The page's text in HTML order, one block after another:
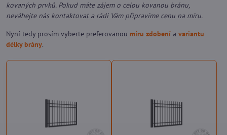
kovaných prvků. Pokud máte zájem o celou kovanou bránu,
neváhejte nás kontaktovat a rádi Vám připravíme cenu na míru.
Nyní tedy prosím vyberte preferovanou míru zdobení a variantu
délky brány.